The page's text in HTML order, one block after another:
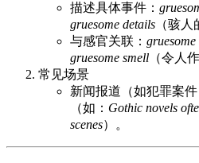
描述具体事件：
gruesome details （骇人
与感官关联： gruesome
gruesome smell （令人
常见场景
新闻报道（如犯罪案
（如： Gothic novels
scenes）。